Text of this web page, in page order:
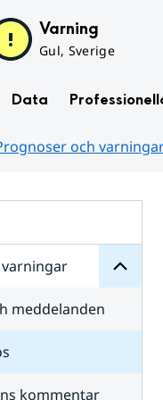
Varning
Gul, Sverige
Data
och
för
varningar
meddelanden
kommentar